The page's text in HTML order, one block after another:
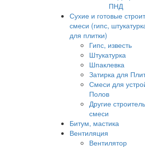
ПНД
Сухие и готовые
смеси (гипс,
для плитки)
Гипс, известь
Штукатурка
Шпаклевка
Затирка для
Смеси для
Полов
Другие
смеси
Битум, мастика
Вентиляция
Вентилятор